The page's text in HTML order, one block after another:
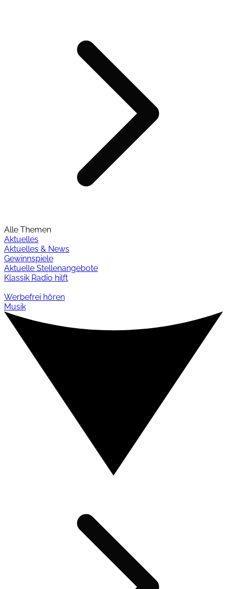
Alle Themen
Aktuelles
Aktuelles & News
Gewinnspiele
Aktuelle Stellenangebote
Klassik Radio hilft
Werbefrei hören
Musik